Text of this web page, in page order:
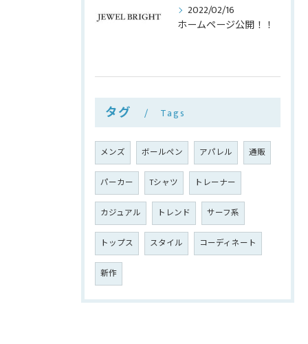
2022/02/16
ホームページ公開！！
タグ Tags
メンズ ボールペン アパレル 通販
パーカー Tシャツ トレーナー
カジュアル トレンド サーフ系
トップス スタイル コーディネート
新作